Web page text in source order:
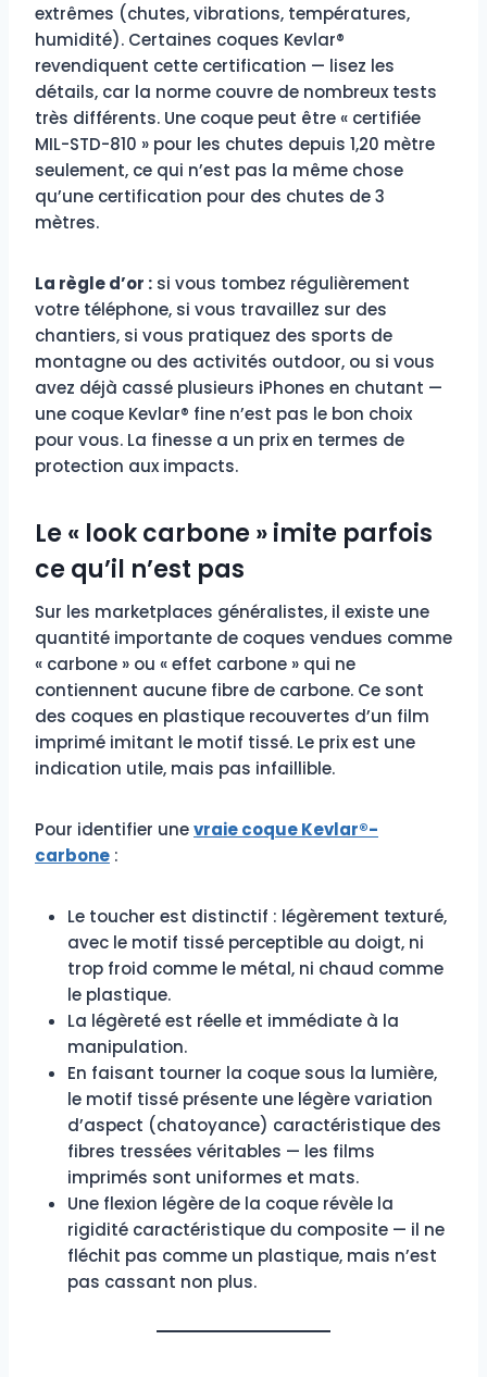
extrêmes (chutes, vibrations, températures,
humidité). Certaines coques Kevlar®
revendiquent cette certification — lisez les
détails, car la norme couvre de nombreux tests
très différents. Une coque peut être « certifiée
MIL-STD-810 » pour les chutes depuis 1,20 mètre
seulement, ce qui n’est pas la même chose
qu’une certification pour des chutes de 3
mètres.
La règle d’or : si vous tombez régulièrement
votre téléphone, si vous travaillez sur des
chantiers, si vous pratiquez des sports de
montagne ou des activités outdoor, ou si vous
avez déjà cassé plusieurs iPhones en chutant —
une coque Kevlar® fine n’est pas le bon choix
pour vous. La finesse a un prix en termes de
protection aux impacts.
Le « look carbone » imite parfois
ce qu’il n’est pas
Sur les marketplaces généralistes, il existe une
quantité importante de coques vendues comme
« carbone » ou « effet carbone » qui ne
contiennent aucune fibre de carbone. Ce sont
des coques en plastique recouvertes d’un film
imprimé imitant le motif tissé. Le prix est une
indication utile, mais pas infaillible.
Pour identifier unevraie coque Kevlar®-
carbone :
Le toucher est distinctif : légèrement texturé,
avec le motif tissé perceptible au doigt, ni
trop froid comme le métal, ni chaud comme
le plastique.
La légèreté est réelle et immédiate à la
manipulation.
En faisant tourner la coque sous la lumière,
le motif tissé présente une légère variation
d’aspect (chatoyance) caractéristique des
fibres tressées véritables — les films
imprimés sont uniformes et mats.
Une flexion légère de la coque révèle la
rigidité caractéristique du composite — il ne
fléchit pas comme un plastique, mais n’est
pas cassant non plus.